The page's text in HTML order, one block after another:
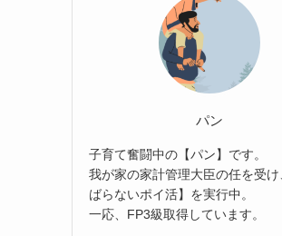
パン
子育て奮闘中の【パン】です。
我が家の家計管理大臣の任を受け
ばらないポイ活】を実行中。
一応、FP3級取得しています。